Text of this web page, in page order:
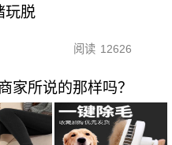
玩脱
阅读 12626
家所说的那样吗？